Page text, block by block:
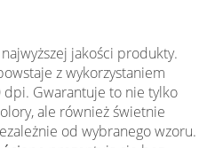
jakości produkty.
z wykorzystaniem
Gwarantuje to nie tylko
ale również świetnie
od wybranego wzoru.